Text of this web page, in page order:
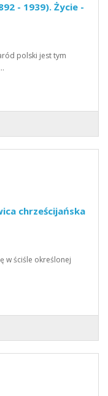
- 1939). Życie -
polski jest tym
chrześcijańska
w ściśle określonej